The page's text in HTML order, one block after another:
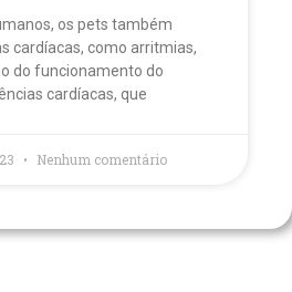
os pets também
cardíacas, como arritmias,
do funcionamento do
cardíacas, que
Nenhum comentário